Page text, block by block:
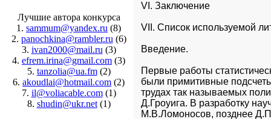
Лучшие автора конкурса
1. sammum@yandex.ru (8)
2. panochkina@rambler.ru (6)
3. ivan2000@mail.ru (3)
4. efrem.irina@gmail.com (3)
5. tanzolia@ua.fm (2)
6. akoudlai@hotmail.com (2)
7. il@voliacable.com (1)
8. shudin@ukr.net (1)
VI. Заключение
VII. Список используемой
Введение.
Первые работы
были примитивные
трудах так называемых
Д.Гроуига. В разработку
М.В.Ломоносов, позднее